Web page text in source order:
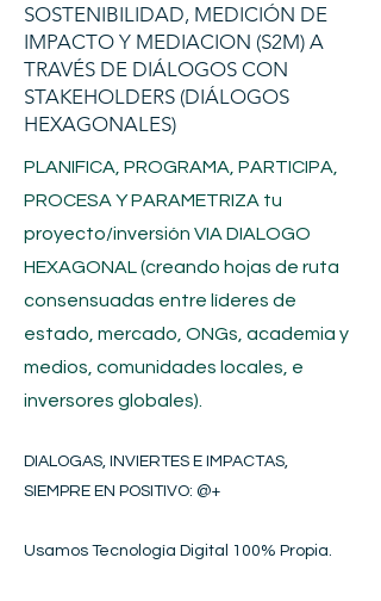
SOSTENIBILIDAD, MEDICIÓN DE
IMPACTO Y MEDIACION (S2M) A
TRAVÉS DE DIÁLOGOS CON
STAKEHOLDERS (DIÁLOGOS
HEXAGONALES)
PLANIFICA, PROGRAMA, PARTICIPA,
PROCESA Y PARAMETRIZA tu
proyecto/inversión VIA DIALOGO
HEXAGONAL (creando hojas de ruta
consensuadas entre líderes de
estado, mercado, ONGs, academia y
medios, comunidades locales, e
inversores globales).
DIALOGAS, INVIERTES E IMPACTAS,
SIEMPRE EN POSITIVO​: @+
Usamos Tecnología Digital 100% Propia.